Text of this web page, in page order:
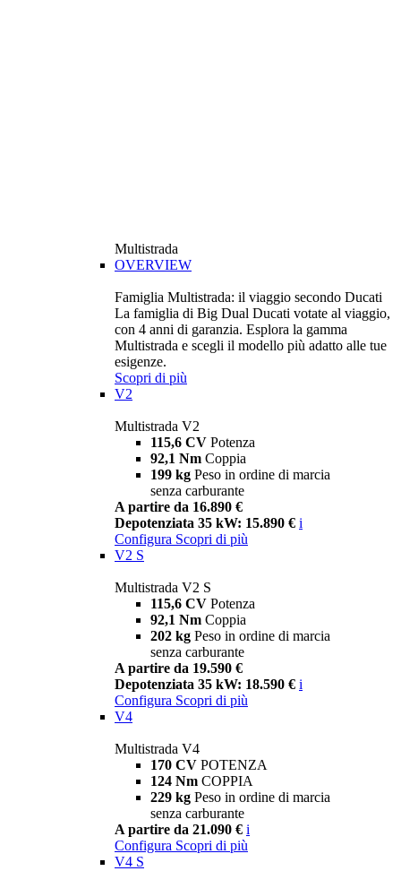
Multistrada
OVERVIEW
Famiglia Multistrada: il viaggio secondo Ducati
La famiglia di Big Dual Ducati votate al viaggio,
con 4 anni di garanzia. Esplora la gamma
Multistrada e scegli il modello più adatto alle tue
esigenze.
Scopri di più
V2
Multistrada V2
115,6 CV Potenza
92,1 Nm Coppia
199 kg Peso in ordine di marcia
senza carburante
A partire da 16.890 €
Depotenziata 35 kW: 15.890 € i
Configura Scopri di più
V2 S
Multistrada V2 S
115,6 CV Potenza
92,1 Nm Coppia
202 kg Peso in ordine di marcia
senza carburante
A partire da 19.590 €
Depotenziata 35 kW: 18.590 € i
Configura Scopri di più
V4
Multistrada V4
170 CV POTENZA
124 Nm COPPIA
229 kg Peso in ordine di marcia
senza carburante
A partire da 21.090 € i
Configura Scopri di più
V4 S